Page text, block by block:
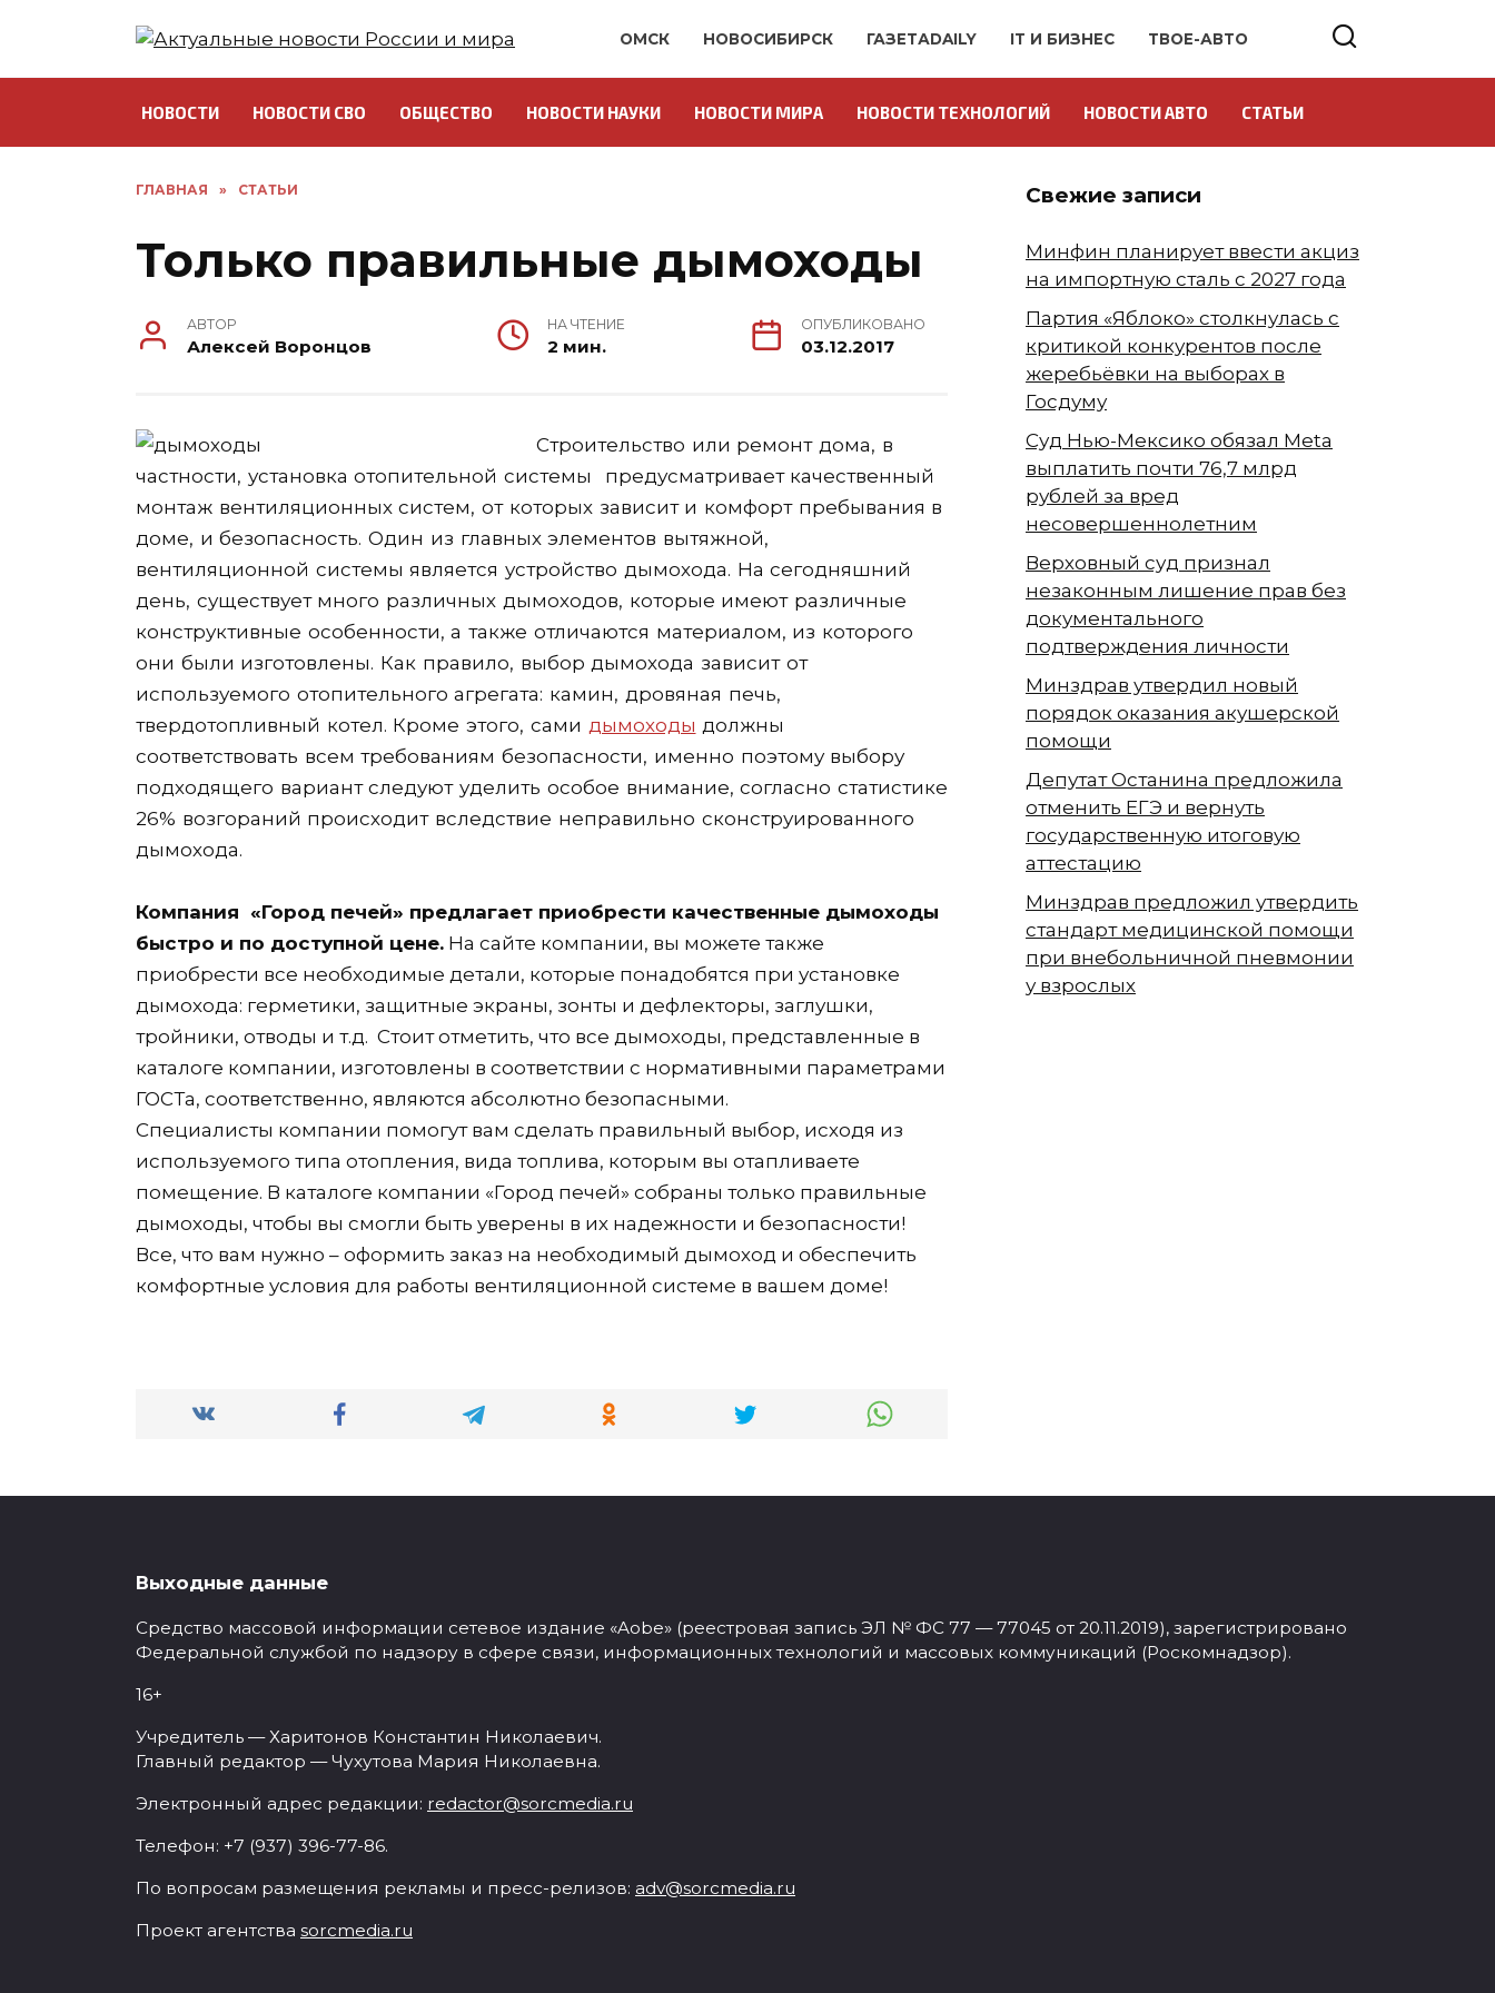
ОМСК НОВОСИБИРСК ГАЗЕТАDAILY IT И БИЗНЕС ТВОЕ-АВТО
НОВОСТИ НОВОСТИ СВО ОБЩЕСТВО НОВОСТИ НАУКИ НОВОСТИ МИРА НОВОСТИ ТЕХНОЛОГИЙ НОВОСТИ АВТО СТАТЬИ
ГЛАВНАЯ » СТАТЬИ
Только правильные дымоходы
АВТОР
Алексей Воронцов
НА ЧТЕНИЕ
2 мин.
ОПУБЛИКОВАНО
03.12.2017
Строительство или ремонт дома, в
частности, установка отопительной системы предусматривает качественный
монтаж вентиляционных систем, от которых зависит и комфорт пребывания в
доме, и безопасность. Один из главных элементов вытяжной,
вентиляционной системы является устройство дымохода. На сегодняшний
день, существует много различных дымоходов, которые имеют различные
конструктивные особенности, а также отличаются материалом, из которого
они были изготовлены. Как правило, выбор дымохода зависит от
используемого отопительного агрегата: камин, дровяная печь,
твердотопливный котел. Кроме этого, сами дымоходы должны
соответствовать всем требованиям безопасности, именно поэтому выбору
подходящего вариант следуют уделить особое внимание, согласно статистике
26% возгораний происходит вследствие неправильно сконструированного
дымохода.
Компания «Город печей» предлагает приобрести качественные дымоходы
быстро и по доступной цене. На сайте компании, вы можете также
приобрести все необходимые детали, которые понадобятся при установке
дымохода: герметики, защитные экраны, зонты и дефлекторы, заглушки,
тройники, отводы и т.д. Стоит отметить, что все дымоходы, представленные в
каталоге компании, изготовлены в соответствии с нормативными параметрами
ГОСТа, соответственно, являются абсолютно безопасными.
Специалисты компании помогут вам сделать правильный выбор, исходя из
используемого типа отопления, вида топлива, которым вы отапливаете
помещение. В каталоге компании «Город печей» собраны только правильные
дымоходы, чтобы вы смогли быть уверены в их надежности и безопасности!
Все, что вам нужно – оформить заказ на необходимый дымоход и обеспечить
комфортные условия для работы вентиляционной системе в вашем доме!
Свежие записи
Минфин планирует ввести акциз
на импортную сталь с 2027 года
Партия «Яблоко» столкнулась с
критикой конкурентов после
жеребьёвки на выборах в
Госдуму
Суд Нью-Мексико обязал Meta
выплатить почти 76,7 млрд
рублей за вред
несовершеннолетним
Верховный суд признал
незаконным лишение прав без
документального
подтверждения личности
Минздрав утвердил новый
порядок оказания акушерской
помощи
Депутат Останина предложила
отменить ЕГЭ и вернуть
государственную итоговую
аттестацию
Минздрав предложил утвердить
стандарт медицинской помощи
при внебольничной пневмонии
у взрослых
Выходные данные
Средство массовой информации сетевое издание «Aobe» (реестровая запись ЭЛ № ФС 77 — 77045 от 20.11.2019), зарегистрировано
Федеральной службой по надзору в сфере связи, информационных технологий и массовых коммуникаций (Роскомнадзор).
16+
Учредитель — Харитонов Константин Николаевич.
Главный редактор — Чухутова Мария Николаевна.
Электронный адрес редакции: redactor@sorcmedia.ru
Телефон: +7 (937) 396-77-86.
По вопросам размещения рекламы и пресс-релизов: adv@sorcmedia.ru
Проект агентства sorcmedia.ru